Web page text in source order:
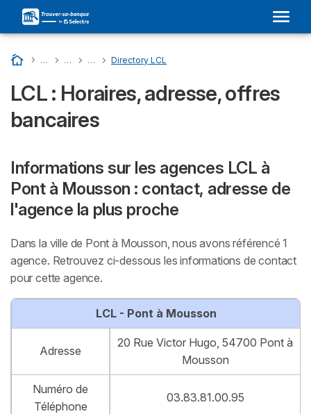
Accueil
… Liste Des Banques En France
… LCL : Son Adresse Dans Votre Ville et Avis
… Directory Departments - LCL
…
Directory LCL
LCL : Horaires, adresse, offres
bancaires
Informations sur les agences LCL à
Pont à Mousson : contact, adresse de
l'agence la plus proche
Dans la ville de Pont à Mousson, nous avons référencé 1
agence. Retrouvez ci-dessous les informations de contact
pour cette agence.
LCL - Pont à Mousson
Adresse
20 Rue Victor Hugo, 54700 Pont à
Mousson
Numéro de
Téléphone
03.83.81.00.95